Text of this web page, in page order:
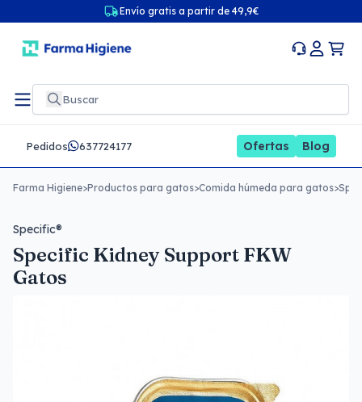
Envío gratis a partir de 49,9€
Pedidos 637724177 Ofertas Blog
Farma Higiene>Productos para gatos>Comida húmeda para gatos>
Specific®
Specific Kidney Support FKW
Gatos